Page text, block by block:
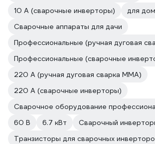
10 А (сварочные инверторы)
для
Сварочные аппараты для дачи
Профессиональные (ручная дуговая
Профессиональные (сварочные
220 А (ручная дуговая сварка MMA)
220 А (сварочные инверторы)
Сварочное оборудование
60 В
6.7 кВт
Сварочный
Транзисторы для сварочных